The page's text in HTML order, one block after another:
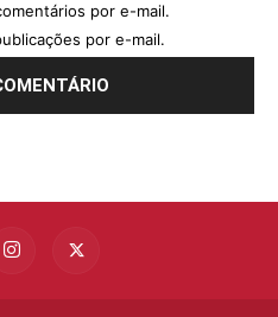
por e-mail.
por e-mail.